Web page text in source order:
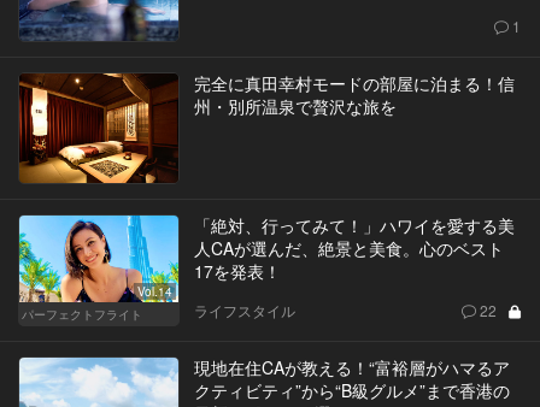
1
完全に真田幸村モードの部屋に泊まる！信
州・別所温泉で贅沢な旅を
Vol.14
パーフェクトフライト
「絶対、行ってみて！」ハワイを愛する美
人CAが選んだ、絶景と美食。心のベスト
17を発表！
ライフスタイル 22
現地在住CAが教える！“富裕層がハマるア
クティビティ”から“B級グルメ”まで香港の